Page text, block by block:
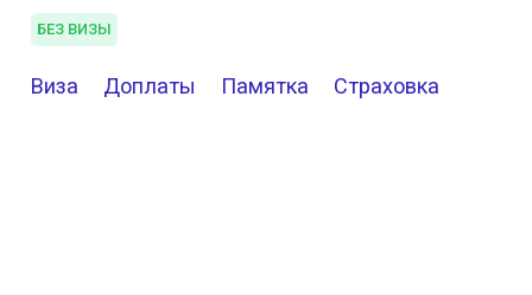
БЕЗ ВИЗЫ
Виза Доплаты Памятка Страховка